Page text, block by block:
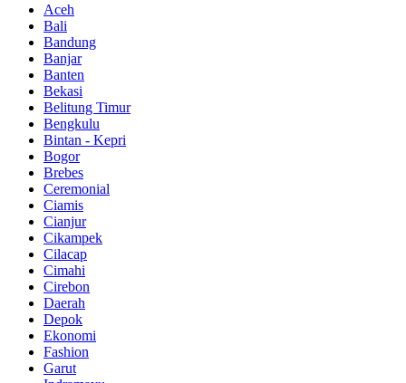
Aceh
Bali
Bandung
Banjar
Banten
Bekasi
Belitung Timur
Bengkulu
Bintan - Kepri
Bogor
Brebes
Ceremonial
Ciamis
Cianjur
Cikampek
Cilacap
Cimahi
Cirebon
Daerah
Depok
Ekonomi
Fashion
Garut